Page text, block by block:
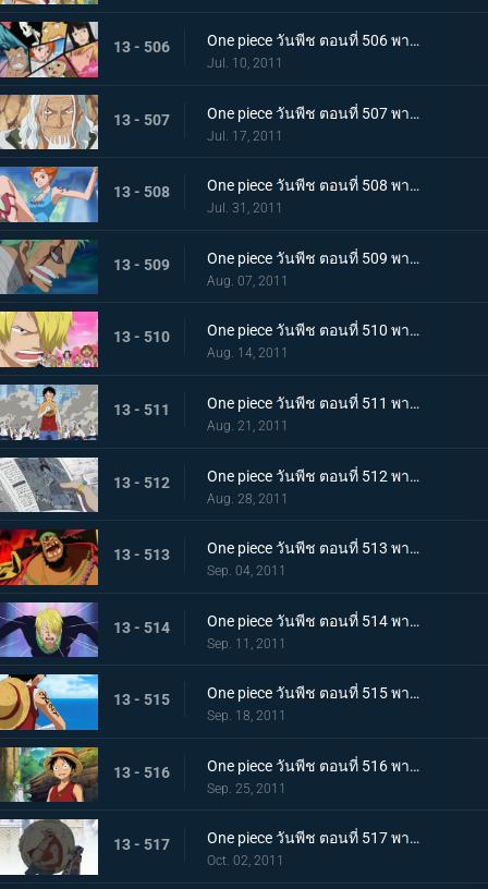
13 - 506 One piece วันพีช ตอนที่ 506 พากย์ไทย กลุ่มหมวกฟางตกตะลึง! ข่าวร้ายที่มาเยือน
Jul. 10, 2011
13 - 507 One piece วันพีช ตอนที่ 507 พากย์ไทย พบราชานรกเรย์ลี่อีกครั้ง ได้เวลาลูฟี่ตัดสินใจ
Jul. 17, 2011
13 - 508 One piece วันพีช ตอนที่ 508 พากย์ไทย กลับไปหากัปตัน การหนีจากเกาะท้องฟ้าและคดีที่เกาะฤดูหนาว
Jul. 31, 2011
13 - 509 One piece วันพีช ตอนที่ 509 พากย์ไทย การติดต่อ! ยอดนักดาบมิฮอร์ค โซโลทุ่มพลังใจสู้สุดชีวิต
Aug. 07, 2011
13 - 510 One piece วันพีช ตอนที่ 510 พากย์ไทย ความทรมานของซันจิ! ราชินีผู้กลับคืนสู่อาณาจักร
Aug. 14, 2011
13 - 511 One piece วันพีช ตอนที่ 511 พากย์ไทย การขึ้นฝั่งอีกครั้งที่น่าเหลือเชื่อ! ลูฟี่ ไปยังศูนย์ใหญ่กองทัพเรือ!
Aug. 21, 2011
13 - 512 One piece วันพีช ตอนที่ 512 พากย์ไทย จงไปถึงพรรคพวก!! ข่าวใหญ่ที่ดังไปทั่วโลก
Aug. 28, 2011
13 - 513 One piece วันพีช ตอนที่ 513 พากย์ไทย เหล่าโจรสลัดเคลื่อนไหว!!! นิวเวิลด์เริ่มสั่นสะเทือน!
Sep. 04, 2011
13 - 514 One piece วันพีช ตอนที่ 514 พากย์ไทย เอาชีวิตรอดจากขุมนรก!!! การดวลที่เดิมพันด้วยความเป็นชายของซันจิ
Sep. 11, 2011
13 - 515 One piece วันพีช ตอนที่ 515 พากย์ไทย ต้องเก่งยิ่งขึ้นไปอีก!! คำสาบานของโซโลต่อกัปตัน!
Sep. 18, 2011
13 - 516 One piece วันพีช ตอนที่ 516 พากย์ไทย ลูฟี่เริ่มฝึกวิชา! ไปยังสถานที่แห่งสัญญาใน 2 ปีให้หลัง
Sep. 25, 2011
13 - 517 One piece วันพีช ตอนที่ 517 พากย์ไทย เปิดม่านบทใหม่! กลุ่มหมวกฟางรวมตัวกันอีกครั้ง
Oct. 02, 2011